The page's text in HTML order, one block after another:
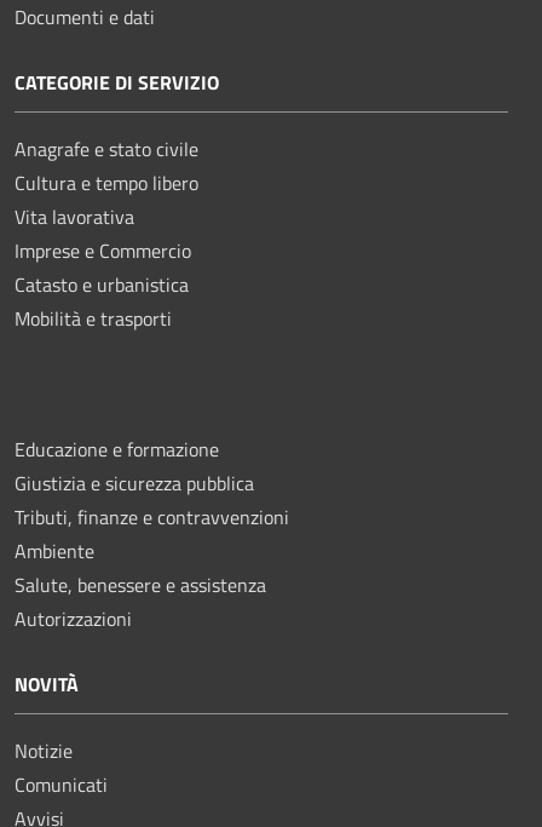
Documenti e dati
CATEGORIE DI SERVIZIO
Anagrafe e stato civile
Cultura e tempo libero
Vita lavorativa
Imprese e Commercio
Catasto e urbanistica
Mobilità e trasporti
Educazione e formazione
Giustizia e sicurezza pubblica
Tributi, finanze e contravvenzioni
Ambiente
Salute, benessere e assistenza
Autorizzazioni
NOVITÀ
Notizie
Comunicati
Avvisi